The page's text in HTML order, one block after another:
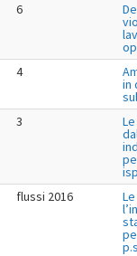
6
4
in
3
flussi 2016